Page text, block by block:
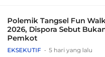
Polemik Tangsel Fun
2026, Dispora Sebut
Pemkot
EKSEKUTIF 5 hari yang lalu